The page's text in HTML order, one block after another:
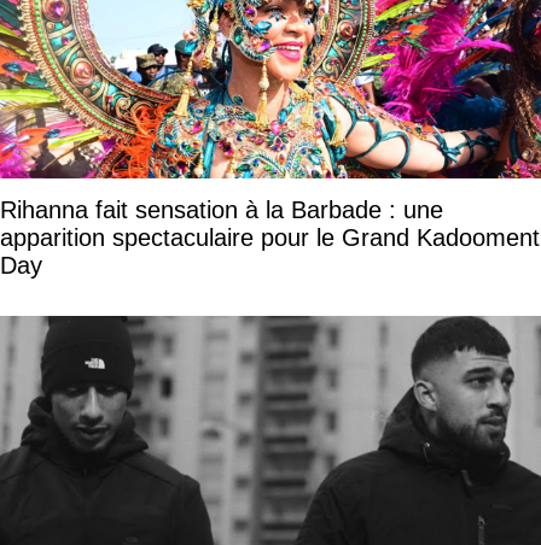
Rihanna fait sensation à la Barbade : une
apparition spectaculaire pour le Grand Kadooment
Day